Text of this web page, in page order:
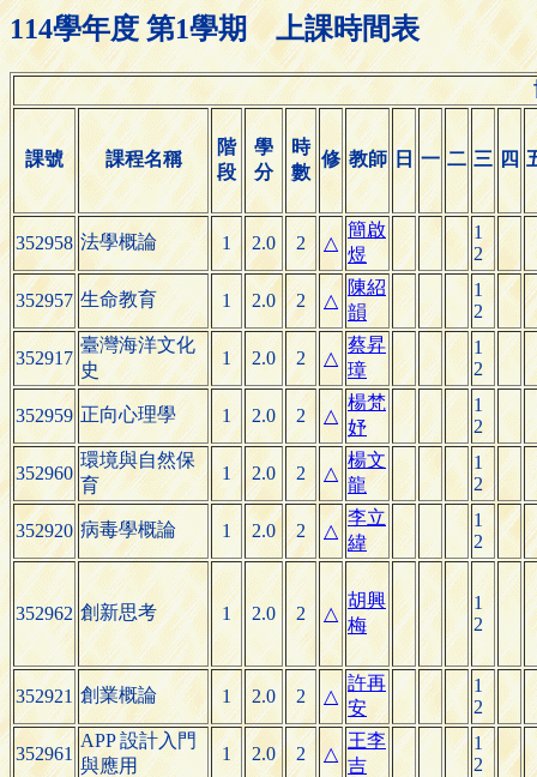
114學年度 第1學期 上課時間表
課號 課程名稱
階
段
學
分
時
數
修 教師 日 一 二 三 四
352958 法學概論 1 2.0 2 △
簡啟
煜
1
2
352957 生命教育 1 2.0 2 △
陳紹
韻
1
2
352917
臺灣海洋文化
史
1 2.0 2 △
蔡昇
璋
1
2
352959 正向心理學 1 2.0 2 △
楊梵
妤
1
2
352960
環境與自然保
育
1 2.0 2 △
楊文
龍
1
2
352920 病毒學概論 1 2.0 2 △
李立
緯
1
2
352962 創新思考 1 2.0 2 △
胡興
梅
1
2
352921 創業概論 1 2.0 2 △
許再
安
1
2
352961
APP 設計入門
與應用
1 2.0 2 △
王李
吉
1
2